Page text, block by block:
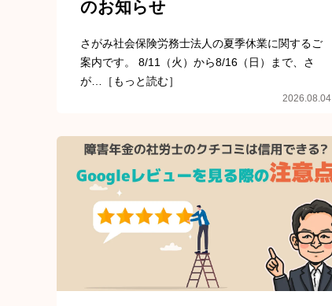
のお知らせ
さがみ社会保険労務士法人の夏季休業に関するご
案内です。 8/11（火）から8/16（日）まで、さ
が…［もっと読む］
2026.08.04